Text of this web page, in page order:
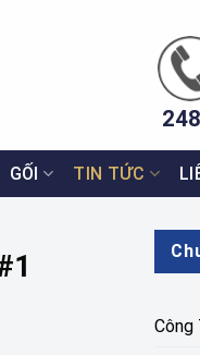
GỐI TIN TỨC
Công